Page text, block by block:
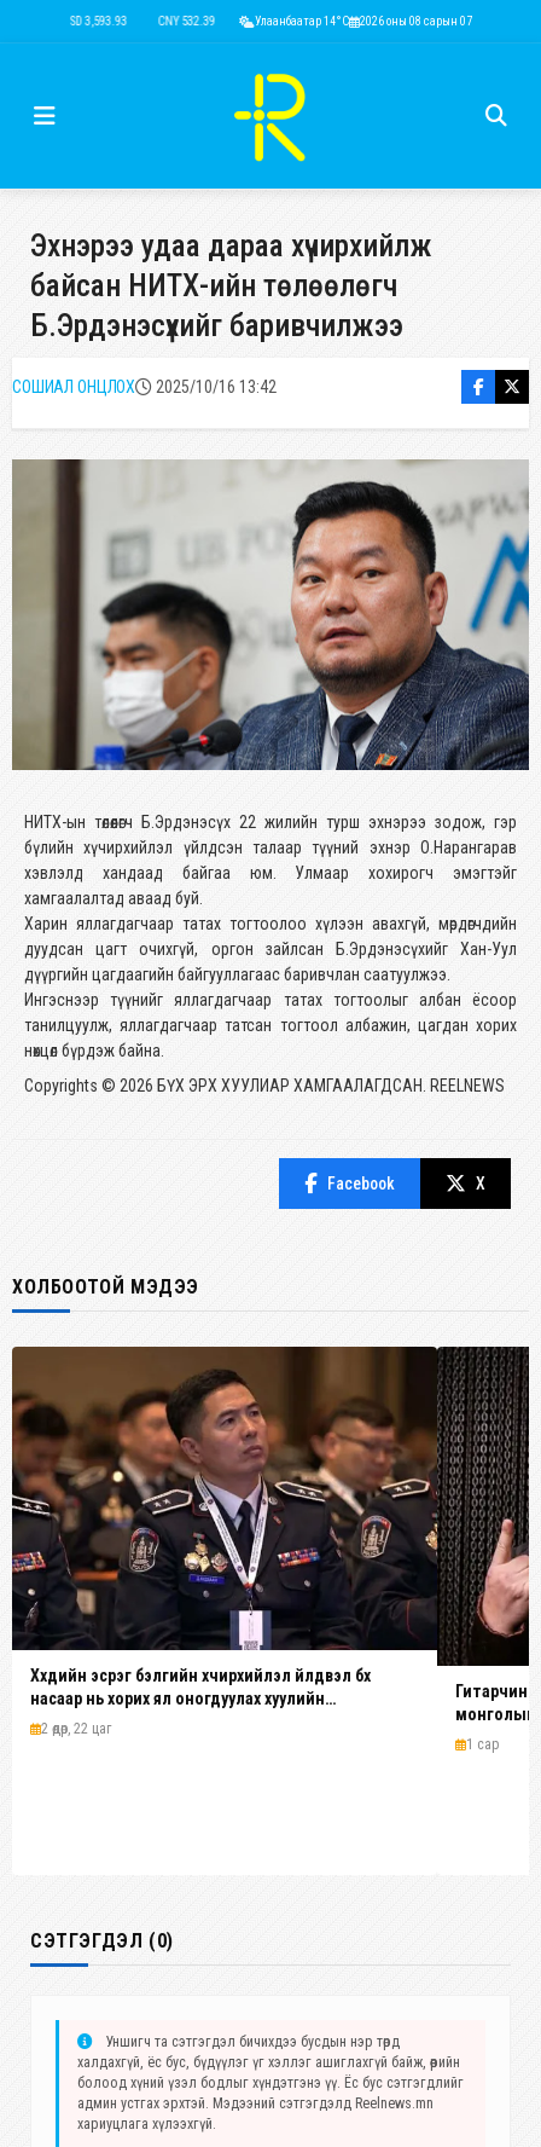
USD 3,593.93 CNY 532.39 RUB 44.15 EUR 4,149.01 KRW 2.52
Улаанбаатар 14°C 2026 оны 08 сарын 07
Эхнэрээ удаа дараа хүчирхийлж
байсан НИТХ-ийн төлөөлөгч
Б.Эрдэнэсүхийг баривчилжээ
СОШИАЛ ОНЦЛОХ 2025/10/16 13:42
НИТХ-ын төлөөлөгч Б.Эрдэнэсүх 22 жилийн турш эхнэрээ зодож, гэр
бүлийн хүчирхийлэл үйлдсэн талаар түүний эхнэр О.Нарангарав
хэвлэлд хандаад байгаа юм. Улмаар хохирогч эмэгтэйг
хамгаалалтад аваад буй.
Харин яллагдагчаар татах тогтоолоо хүлээн авахгүй, мөрдөгчдийн
дуудсан цагт очихгүй, оргон зайлсан Б.Эрдэнэсүхийг Хан-Уул
дүүргийн цагдаагийн байгууллагаас баривчлан саатуулжээ.
Ингэснээр түүнийг яллагдагчаар татах тогтоолыг албан ёсоор
танилцуулж, яллагдагчаар татсан тогтоол албажин, цагдан хорих
нөхцөл бүрдэж байна.
Copyrights © 2026 БҮХ ЭРХ ХУУЛИАР ХАМГААЛАГДСАН. REELNEWS
Facebook X
ХОЛБООТОЙ МЭДЭЭ
Хүүхдийн эсрэг бэлгийн хүчирхийлэл үйлдвэл бүх
насаар нь хорих ял оногдуулах хуулийн
зохицуулалттай
2 өдөр, 22 цаг
Гитарчин
монголын
1 сар
СЭТГЭГДЭЛ (0)
Уншигч та сэтгэгдэл бичихдээ бусдын нэр төрд
халдахгүй, ёс бус, бүдүүлэг үг хэллэг ашиглахгүй байж, өөрийн
болоод хүний үзэл бодлыг хүндэтгэнэ үү. Ёс бус сэтгэгдлийг
админ устгах эрхтэй. Мэдээний сэтгэгдэлд Reelnews.mn
хариуцлага хүлээхгүй.